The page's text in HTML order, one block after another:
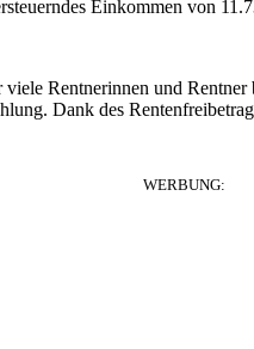
Einkommen von
Rentnerinnen und Rentner
Dank des
WERBUNG: